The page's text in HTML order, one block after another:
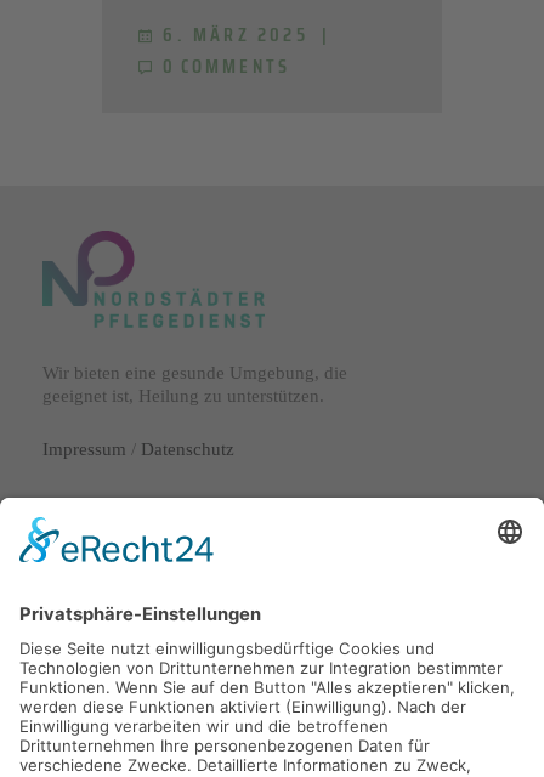
6. MÄRZ 2025
0 COMMENTS
Wir bieten eine gesunde Umgebung, die
geeignet ist, Heilung zu unterstützen.
Impressum / Datenschutz
Lange Laube 29
30159 Hannover
info@nordstaedter-pflegedienst.de
0511 53072720